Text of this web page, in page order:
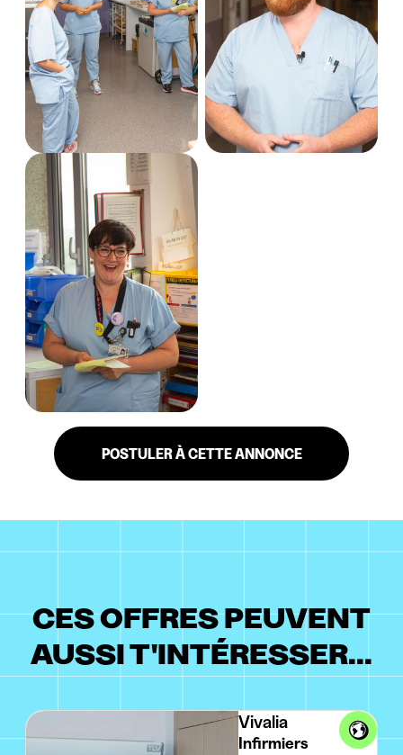
POSTULER À CETTE ANNONCE
CES OFFRES PEUVENT
AUSSI T'INTÉRESSER...
Vivalia
Infirmiers